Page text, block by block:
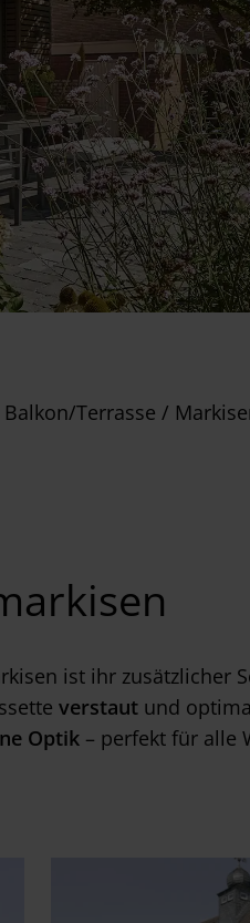
Terrasse /
ist ihr zusätzlicher
verstaut und
Optik – perfekt für alle